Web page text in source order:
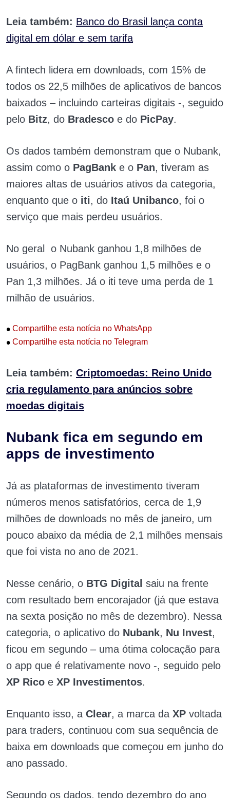
Leia também: Banco do Brasil lança conta
digital em dólar e sem tarifa
A fintech lidera em downloads, com 15% de
todos os 22,5 milhões de aplicativos de bancos
baixados – incluindo carteiras digitais -, seguido
pelo Bitz, do Bradesco e do PicPay.
Os dados também demonstram que o Nubank,
assim como o PagBank e o Pan, tiveram as
maiores altas de usuários ativos da categoria,
enquanto que o iti, do Itaú Unibanco, foi o
serviço que mais perdeu usuários.
No geral o Nubank ganhou 1,8 milhões de
usuários, o PagBank ganhou 1,5 milhões e o
Pan 1,3 milhões. Já o iti teve uma perda de 1
milhão de usuários.
• Compartilhe esta notícia no WhatsApp
• Compartilhe esta notícia no Telegram
Leia também: Criptomoedas: Reino Unido
cria regulamento para anúncios sobre
moedas digitais
Nubank fica em segundo em
apps de investimento
Já as plataformas de investimento tiveram
números menos satisfatórios, cerca de 1,9
milhões de downloads no mês de janeiro, um
pouco abaixo da média de 2,1 milhões mensais
que foi vista no ano de 2021.
Nesse cenário, o BTG Digital saiu na frente
com resultado bem encorajador (já que estava
na sexta posição no mês de dezembro). Nessa
categoria, o aplicativo do Nubank, Nu Invest,
ficou em segundo – uma ótima colocação para
o app que é relativamente novo -, seguido pelo
XP Rico e XP Investimentos.
Enquanto isso, a Clear, a marca da XP voltada
para traders, continuou com sua sequência de
baixa em downloads que começou em junho do
ano passado.
Segundo os dados, tendo dezembro do ano